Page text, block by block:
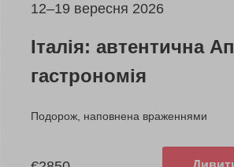
12–19 вересня 2026
Італія: автентична
гастрономія
Подорож, наповнена враженнями